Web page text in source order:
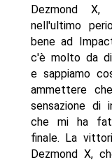
Dezmond X,
nell'ultimo
bene ad
c'è molto da
e sappiamo
ammettere
sensazione di
che mi ha
finale. La
Dezmond X,